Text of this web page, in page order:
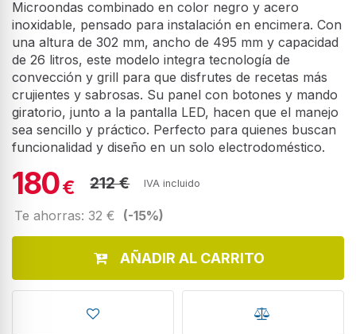
Microondas combinado en color negro y acero
inoxidable, pensado para instalación en encimera. Con
una altura de 302 mm, ancho de 495 mm y capacidad
de 26 litros, este modelo integra tecnología de
convección y grill para que disfrutes de recetas más
crujientes y sabrosas. Su panel con botones y mando
giratorio, junto a la pantalla LED, hacen que el manejo
sea sencillo y práctico. Perfecto para quienes buscan
funcionalidad y diseño en un solo electrodoméstico.
180€ 212 € IVA incluido
Te ahorras: 32 € (-15%)
AÑADIR AL CARRITO